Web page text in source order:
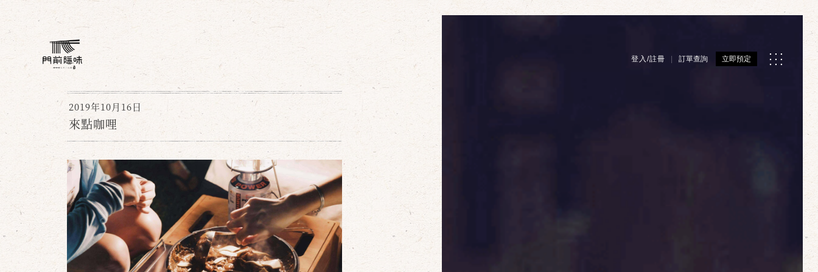
登入/註冊 訂單查詢 立即預定
2019年10月16日
來點咖哩